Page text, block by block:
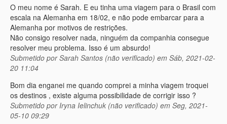
O meu nome é Sarah. E eu tinha uma viagem para o Brasil com
escala na Alemanha em 18/02, e não pode embarcar para a
Alemanha por motivos de restrições.
Não consigo resolver nada, ninguém da companhia consegue
resolver meu problema. Isso é um absurdo!
Submetido porSarah Santos (não verificado) em Sáb, 2021-02-
20 11:04
Bom dia enganei me quando comprei a minha viagem troquei
os destinos , existe alguma possibilidade de corrigir isso ?
Submetido porIryna Ielinchuk (não verificado) em Seg, 2021-
05-10 09:29